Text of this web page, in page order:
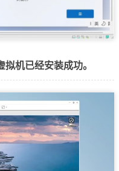
机已经安装成功。